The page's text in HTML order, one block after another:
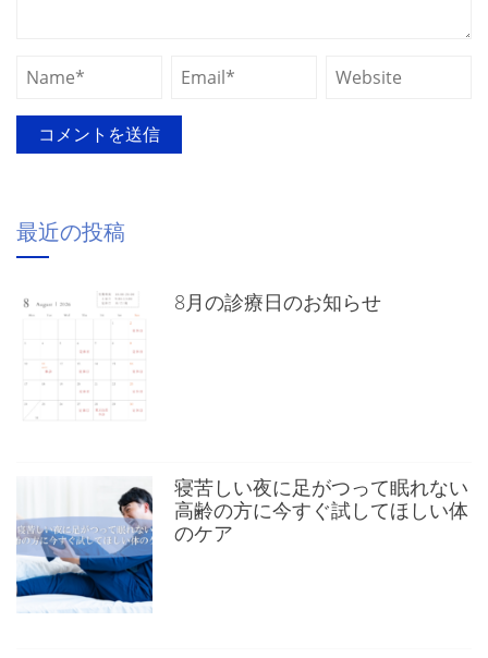
最近の投稿
8月の診療日のお知らせ
寝苦しい夜に足がつって眠れない
高齢の方に今すぐ試してほしい体
のケア